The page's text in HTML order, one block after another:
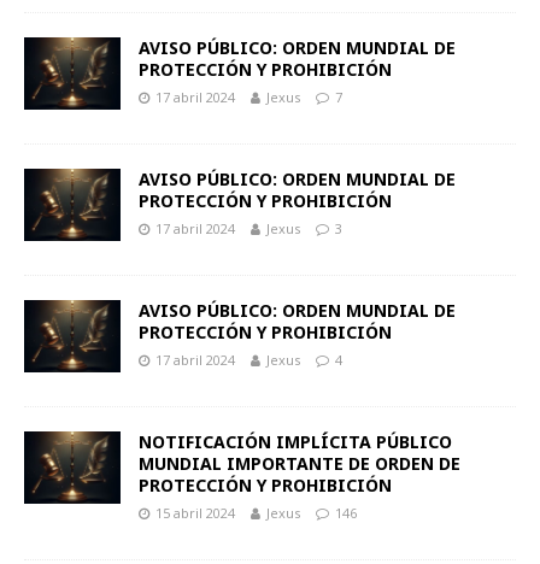
AVISO PÚBLICO: ORDEN MUNDIAL DE
PROTECCIÓN Y PROHIBICIÓN
17 abril 2024 Jexus 7
AVISO PÚBLICO: ORDEN MUNDIAL DE
PROTECCIÓN Y PROHIBICIÓN
17 abril 2024 Jexus 3
AVISO PÚBLICO: ORDEN MUNDIAL DE
PROTECCIÓN Y PROHIBICIÓN
17 abril 2024 Jexus 4
NOTIFICACIÓN IMPLÍCITA PÚBLICO
MUNDIAL IMPORTANTE DE ORDEN DE
PROTECCIÓN Y PROHIBICIÓN
15 abril 2024 Jexus 146